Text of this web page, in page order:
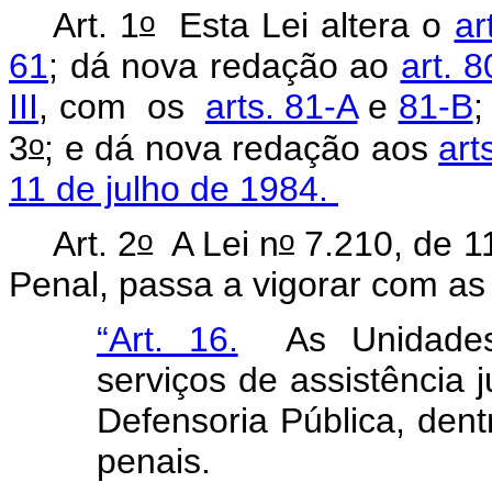
Art. 1o Esta Lei altera o
61; dá nova redação ao art.
III, com os arts. 81-Ae 81-B
3o; e dá nova redação aos
11 de julho de 1984.
Art. 2oA Lei no7.210, de
Penal, passa a vigorar com
“Art. 16. As
serviços de assistência
Defensoria Pública,
penais.